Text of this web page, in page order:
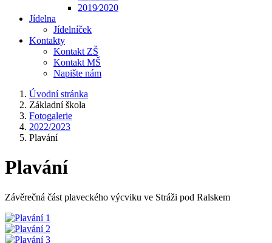
2019⁄2020
Jídelna
Jídelníček
Kontakty
Kontakt ZŠ
Kontakt MŠ
Napište nám
Úvodní stránka
Základní škola
Fotogalerie
2022/2023
Plavání
Plavání
Závěrečná část plaveckého výcviku ve Stráži pod Ralskem